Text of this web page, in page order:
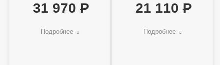
31 970
Подробнее
21 110
Подробнее